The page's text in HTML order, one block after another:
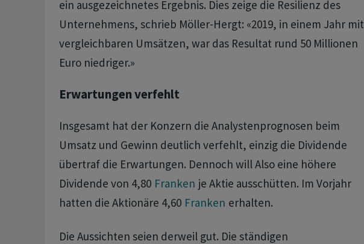
ein ausgezeichnetes Ergebnis. Dies zeige die Resilienz des
Unternehmens, schrieb Möller-Hergt: «2019, in einem Jahr mit
vergleichbaren Umsätzen, war das Resultat rund 50 Millionen
Euro niedriger.»
Erwartungen verfehlt
Insgesamt hat der Konzern die Analystenprognosen beim
Umsatz und Gewinn deutlich verfehlt, einzig die Dividende
übertraf die Erwartungen. Dennoch will Also eine höhere
Dividende von 4,80 Franken je Aktie ausschütten. Im Vorjahr
hatten die Aktionäre 4,60 Franken erhalten.
Die Aussichten seien derweil gut. Die ständigen